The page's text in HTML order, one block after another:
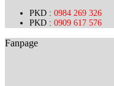
PKD : 0984 269 326
PKD : 0909 617 576
Fanpage